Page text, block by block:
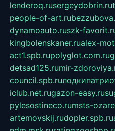
lenderoq.rusergeydobrin.ru
people-of-art.ru
dynamoauto.ruszk-
kingbolenskaner.rualex-
act1.spb.rupolyglot.com.ru
detsad125.rumir-
council.spb.ru
iclub.net.rugazon-easy.ru
pylesostineco.rumsts-
artemovskij.rudopler.spb.ru